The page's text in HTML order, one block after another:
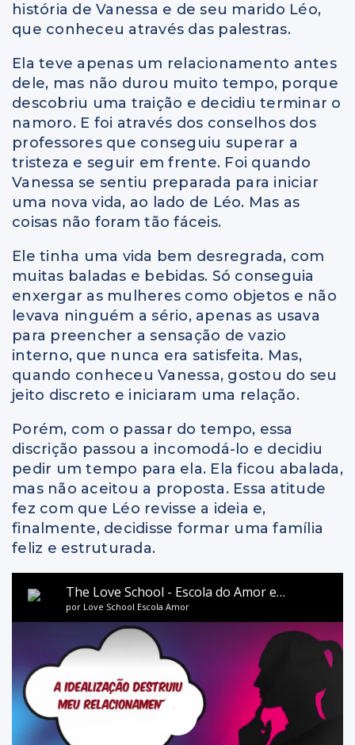
história de Vanessa e de seu marido Léo,
que conheceu através das palestras.
Ela teve apenas um relacionamento antes
dele, mas não durou muito tempo, porque
descobriu uma traição e decidiu terminar o
namoro. E foi através dos conselhos dos
professores que conseguiu superar a
tristeza e seguir em frente. Foi quando
Vanessa se sentiu preparada para iniciar
uma nova vida, ao lado de Léo. Mas as
coisas não foram tão fáceis.
Ele tinha uma vida bem desregrada, com
muitas baladas e bebidas. Só conseguia
enxergar as mulheres como objetos e não
levava ninguém a sério, apenas as usava
para preencher a sensação de vazio
interno, que nunca era satisfeita. Mas,
quando conheceu Vanessa, gostou do seu
jeito discreto e iniciaram uma relação.
Porém, com o passar do tempo, essa
discrição passou a incomodá-lo e decidiu
pedir um tempo para ela. Ela ficou abalada,
mas não aceitou a proposta. Essa atitude
fez com que Léo revisse a ideia e,
finalmente, decidisse formar uma família
feliz e estruturada.